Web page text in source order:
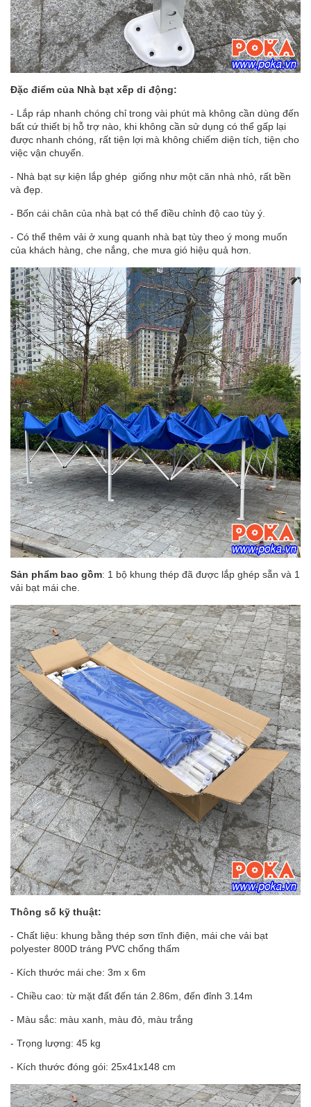
Đặc điểm của Nhà bạt xếp di động:
- Lắp ráp nhanh chóng chỉ trong vài phút mà không cần dùng đến
bất cứ thiết bị hỗ trợ nào, khi không cần sử dụng có thể gấp lại
được nhanh chóng, rất tiện lợi mà không chiếm diện tích, tiện cho
việc vận chuyển.
- Nhà bạt sự kiện lắp ghép giống như một căn nhà nhỏ, rất bền
và đẹp.
- Bốn cái chân của nhà bạt có thể điều chỉnh độ cao tùy ý.
- Có thể thêm vải ở xung quanh nhà bạt tùy theo ý mong muốn
của khách hàng, che nắng, che mưa gió hiệu quả hơn.
Sản phẩm bao gồm: 1 bộ khung thép đã được lắp ghép sẵn và 1
vải bạt mái che.
Thông số kỹ thuật:
- Chất liệu: khung bằng thép sơn tĩnh điện, mái che vải bạt
polyester 800D tráng PVC chống thấm
- Kích thước mái che: 3m x 6m
- Chiều cao: từ mặt đất đến tán 2.86m, đến đỉnh 3.14m
- Màu sắc: màu xanh, màu đỏ, màu trắng
- Trọng lượng: 45 kg
- Kích thước đóng gói: 25x41x148 cm